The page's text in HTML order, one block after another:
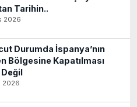
Tarihin..
2026
Durumda İspanya’nın
Bölgesine Kapatılması
2026